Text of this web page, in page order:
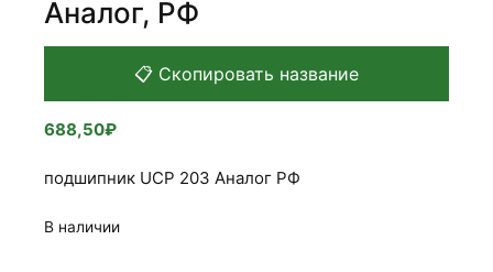
Аналог, РФ
📋 Скопировать название
688,50₽
подшипник UCP 203 Аналог РФ
В наличии